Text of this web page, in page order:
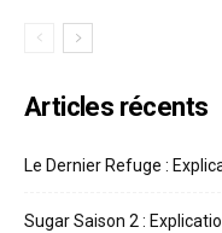
Articles récents
Le Dernier Refuge :
Sugar Saison 2 :